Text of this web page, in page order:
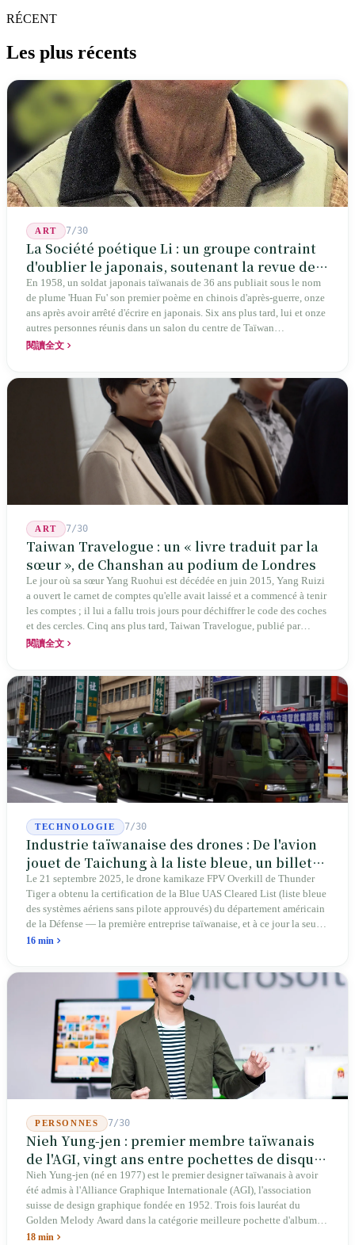
RÉCENT
Les plus récents
ART 7/30
La Société poétique Li : un groupe contraint
d'oublier le japonais, soutenant la revue de
poésie chinoise la plus ancienne de Taïwan
En 1958, un soldat japonais taïwanais de 36 ans publiait sous le nom
de plume 'Huan Fu' son premier poème en chinois d'après-guerre, onze
ans après avoir arrêté d'écrire en japonais. Six ans plus tard, lui et onze
autres personnes réunis dans un salon du centre de Taïwan
transformaient cette expérience de mutisme générationnel en une
jusqu'aux manuels scolaires du collège.
閱讀全文
ART 7/30
Taiwan Travelogue : un « livre traduit par la
sœur », de Chanshan au podium de Londres
Le jour où sa sœur Yang Ruohui est décédée en juin 2015, Yang Ruizi
a ouvert le carnet de comptes qu'elle avait laissé et a commencé à tenir
les comptes ; il lui a fallu trois jours pour déchiffrer le code des coches
et des cercles. Cinq ans plus tard, Taiwan Travelogue, publié par
Chanshan, portait la mention « par Chihako Aoyama, traduit par Yang
traduit un livre inexistant sous le nom de sa sœur.
閱讀全文
TECHNOLOGIE 7/30
Industrie taïwanaise des drones : De l'avion
jouet de Taichung à la liste bleue, un billet
d'entrée pour Thunder Tiger
Le 21 septembre 2025, le drone kamikaze FPV Overkill de Thunder
Tiger a obtenu la certification de la Blue UAS Cleared List (liste bleue
des systèmes aériens sans pilote approuvés) du département américain
de la Défense — la première entreprise taïwanaise, et à ce jour la seule.
Sur les 39 plateformes de drones finis et les 165 composants de cette
Act pour établir un passage prioritaire pour les fabricants taïwanais ; la
simple existence de ce projet de loi révèle une réalité : Taïwan avance
trop lentement, au point que les États-Unis doivent légiférer pour
abaisser les barrières. Une entreprise qui fabrique des avions
télécommandés depuis 46 ans à Taichung prévoit de construire sa
deuxième usine dans l'Ohio.
16 min
PERSONNES 7/30
Nieh Yung-jen : premier membre taïwanais
de l'AGI, vingt ans entre pochettes de disques
et systèmes d'identité nationale
Nieh Yung-jen (né en 1977) est le premier designer taïwanais à avoir
été admis à l'Alliance Graphique Internationale (AGI), l'association
suisse de design graphique fondée en 1952. Trois fois lauréat du
Golden Melody Award dans la catégorie meilleure pochette d'album, il
a conçu des couvertures pour la musique pop (Jonathan Lee, Yoga Lin,
18 min